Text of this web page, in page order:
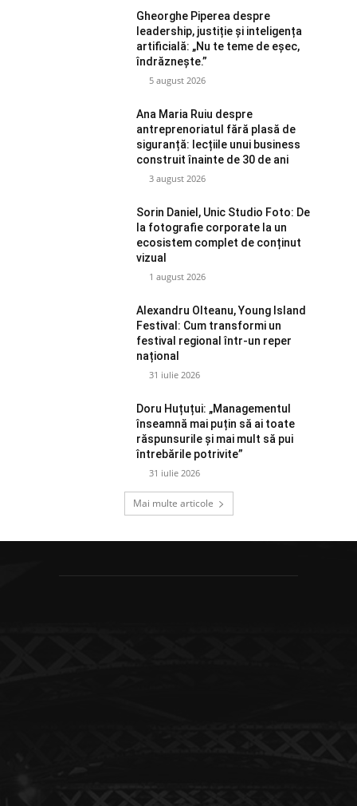
Gheorghe Piperea despre
leadership, justiție și inteligența
artificială: „Nu te teme de eșec,
îndrăznește.”
5 august 2026
Ana Maria Ruiu despre
antreprenoriatul fără plasă de
siguranță: lecțiile unui business
construit înainte de 30 de ani
3 august 2026
Sorin Daniel, Unic Studio Foto: De
la fotografie corporate la un
ecosistem complet de conținut
vizual
1 august 2026
Alexandru Olteanu, Young Island
Festival: Cum transformi un
festival regional într-un reper
național
31 iulie 2026
Doru Huțuțui: „Managementul
înseamnă mai puțin să ai toate
răspunsurile și mai mult să pui
întrebările potrivite”
31 iulie 2026
Mai multe articole